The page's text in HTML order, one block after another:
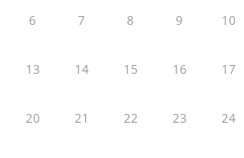
6 7 8 9 10
13 14 15 16 17
20 21 22 23 24